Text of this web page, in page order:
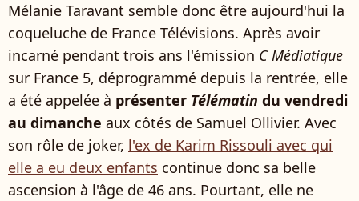
Mélanie Taravant semble donc être aujourd'hui la
coqueluche de France Télévisions. Après avoir
incarné pendant trois ans l'émission C Médiatique
sur France 5, déprogrammé depuis la rentrée, elle
a été appelée à présenter Télématin du vendredi
au dimanche aux côtés de Samuel Ollivier. Avec
son rôle de joker, l'ex de Karim Rissouli avec qui
elle a eu deux enfants continue donc sa belle
ascension à l'âge de 46 ans. Pourtant, elle ne